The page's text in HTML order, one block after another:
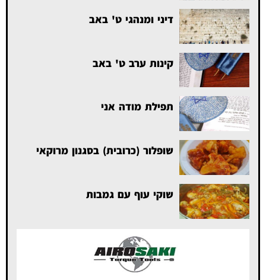
דיני ומנהגי ט' באב
קינות ערב ט' באב
תפילת מודה אני
שופלור (כרובית) בסגנון מרוקאי
שוקי עוף עם גמבות